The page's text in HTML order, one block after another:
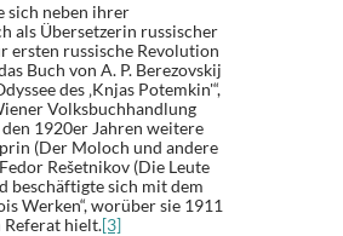
sich neben ihrer
als Übersetzerin russischer
ersten russische Revolution
Buch von A. P. Berezovskij
des ‚Knjas Potemkin'“,
Volksbuchhandlung
1920er Jahren weitere
(Der Moloch und andere
Rešetnikov (Die Leute
beschäftigte sich mit dem
Werken“, worüber sie 1911
Referat hielt.[3]